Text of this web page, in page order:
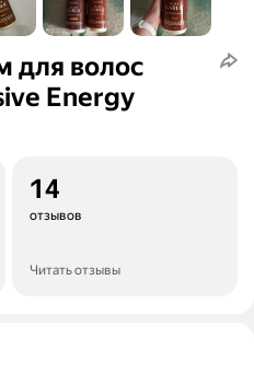
для волос
Energy
14
отзывов
Читать отзывы